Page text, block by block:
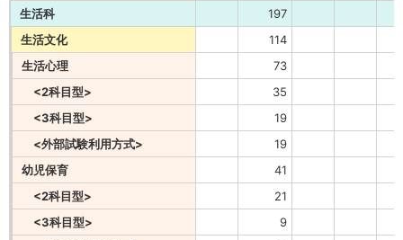
生活科
197
生活文化
114
生活心理
73
<2科目型>
35
<3科目型>
19
<外部試験利用方式>
19
幼児保育
41
<2科目型>
21
<3科目型>
9